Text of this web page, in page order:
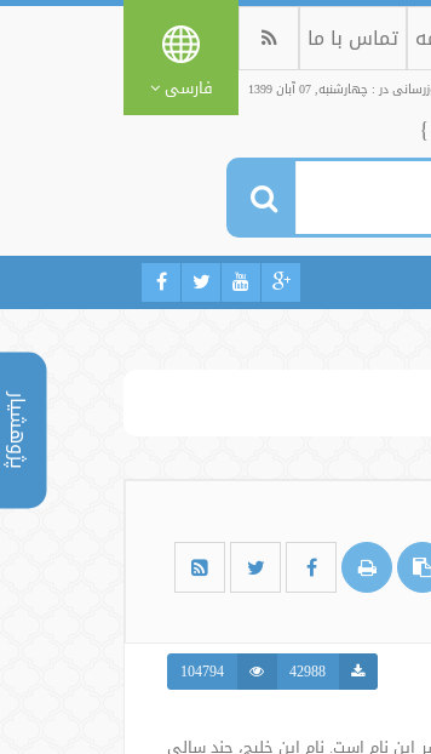
پژوهشیار
تماس با ما
در : چهارشنبه, 07 آبان 1399 فارسی
}
42988
104794
نام است. نام این خلیج، چند سالی